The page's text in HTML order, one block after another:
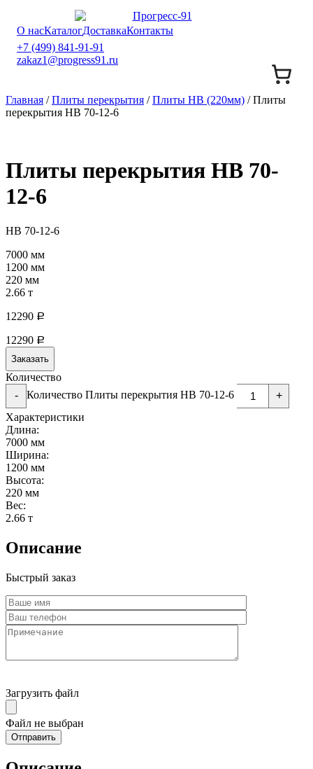
О насКаталогДоставкаКонтакты
+7 (499) 841-91-91
zakaz1@progress91.ru
Главная /Плиты перекрытия /Плиты НВ (220мм) / Плиты
перекрытия НВ 70-12-6
Плиты перекрытия НВ 70-
12-6
НВ 70-12-6
7000 мм
1200 мм
220 мм
2.66 т
12290 Р
12290 Р
Заказать
Количество
-
Количество Плиты перекрытия НВ 70-12-6
+
Характеристики
Длина:
7000 мм
Ширина:
1200 мм
Высота:
220 мм
Вес:
2.66 т
Описание
Быстрый заказ
Загрузить файл
Файл не выбран